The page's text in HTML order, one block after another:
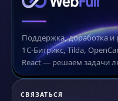
Поддержка, доработка и
1С-Битрикс, Tilda,
React — решаем задачи
СВЯЗАТЬСЯ